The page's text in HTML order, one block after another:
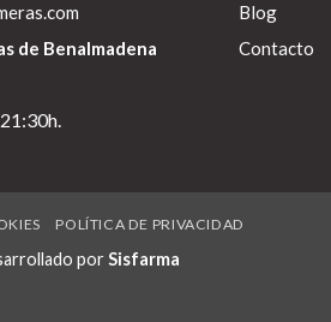
de Benalmadena
Blog
Contacto
POLÍTICA DE PRIVACIDAD
por Sisfarma